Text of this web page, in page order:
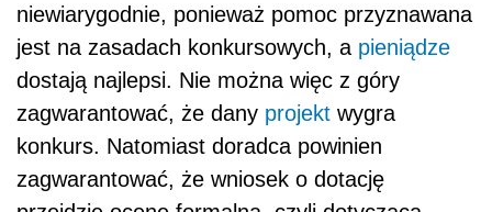
niewiarygodnie, ponieważ pomoc przyznawana
jest na zasadach konkursowych, a pieniądze
dostają najlepsi. Nie można więc z góry
zagwarantować, że dany projekt wygra
konkurs. Natomiast doradca powinien
zagwarantować, że wniosek o dotację